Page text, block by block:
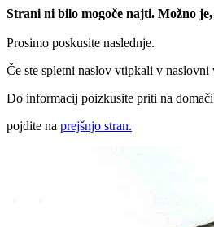
Strani ni bilo mogoče najti. Možno
Prosimo poskusite naslednje.
Če ste spletni naslov vtipkali v
Do informacij poizkusite priti na domači
pojdite na prejšnjo stran.